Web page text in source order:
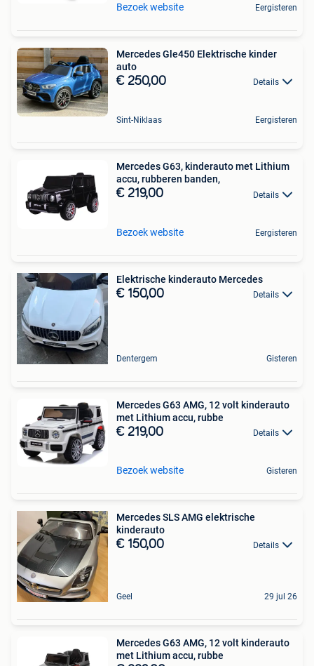
Bezoek website Eergisteren
Mercedes Gle450 Elektrische kinder
auto
€ 250,00 Details
Sint-Niklaas Eergisteren
Mercedes G63, kinderauto met Lithium
accu, rubberen banden,
€ 219,00 Details
Bezoek website Eergisteren
Elektrische kinderauto Mercedes
€ 150,00 Details
Dentergem Gisteren
Mercedes G63 AMG, 12 volt kinderauto
met Lithium accu, rubbe
€ 219,00 Details
Bezoek website Gisteren
Mercedes SLS AMG elektrische
kinderauto
€ 150,00 Details
Geel 29 jul 26
Mercedes G63 AMG, 12 volt kinderauto
met Lithium accu, rubbe